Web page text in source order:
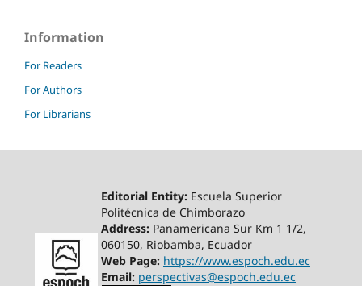
Information
For Readers
For Authors
For Librarians
Editorial Entity:Escuela Superior
Politécnica de Chimborazo
Address:Panamericana Sur Km 1 1/2,
060150, Riobamba, Ecuador
Web Page: https://www.espoch.edu.ec
Email: perspectivas@espoch.edu.ec